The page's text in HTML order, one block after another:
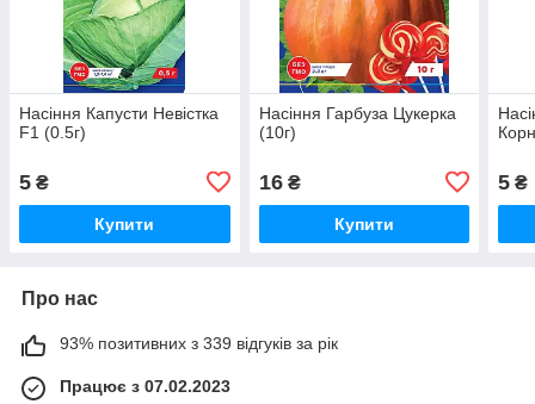
Насіння Капусти Невiстка
F1 (0.5г)
5 ₴
Купити
Насіння Гарбуза Цукерка
(10г)
16₴
Купити
5 ₴
Про нас
93% позитивних з 339 відгуків за рік
Працює з 07.02.2023